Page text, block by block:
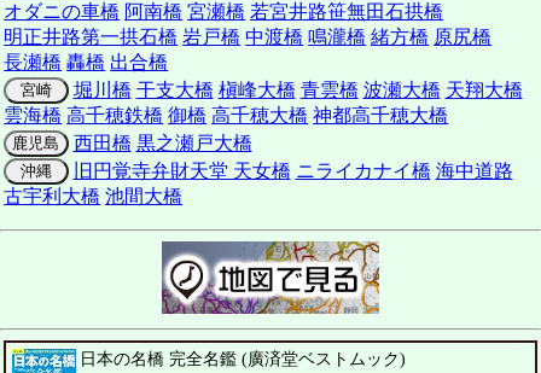
オダニの車橋 阿南橋 宮瀬橋 若宮井路笹無田石拱橋
明正井路第一拱石橋 岩戸橋 中渡橋 鳴瀧橋 緒方橋 原尻橋
長瀬橋 轟橋 出合橋
宮崎 堀川橋 干支大橋 槇峰大橋 青雲橋 波瀬大橋 天翔大橋
雲海橋 高千穂鉄橋 御橋 高千穂大橋 神都高千穂大橋
鹿児島 西田橋 黒之瀬戸大橋
沖縄 旧円覚寺弁財天堂 天女橋 ニライカナイ橋 海中道路
古宇利大橋 池間大橋
日本の名橋 完全名鑑 (廣済堂ベストムック)